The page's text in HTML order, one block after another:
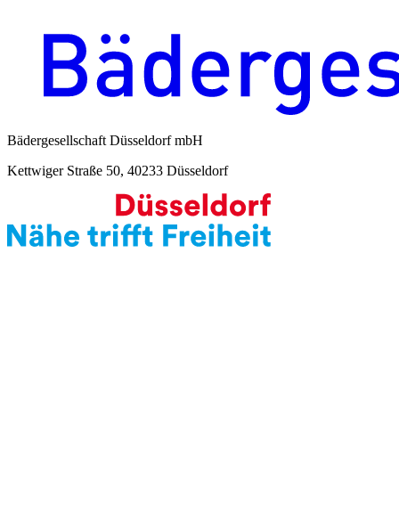
Bädergesellschaft Düsseldorf mbH
Kettwiger Straße 50, 40233 Düsseldorf